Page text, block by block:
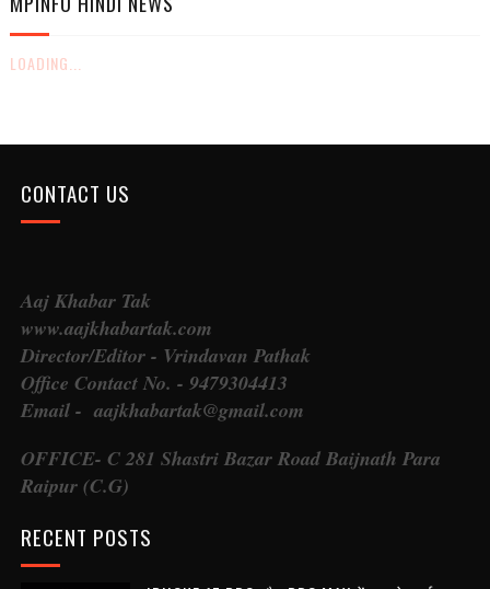
LOADING...
CONTACT US
Aaj Khabar Tak
www.aajkhabartak.com
Director/Editor - Vrindavan Pathak
Office Contact No. - 9479304413
Email - aajkhabartak@gmail.com
OFFICE- C 281 Shastri Bazar Road Baijnath Para
Raipur (C.G)
RECENT POSTS